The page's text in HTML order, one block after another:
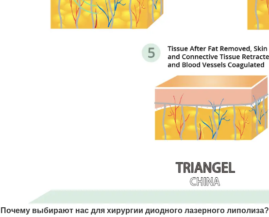
Почему выбирают нас для хирургии диодного лазерного липолиза?